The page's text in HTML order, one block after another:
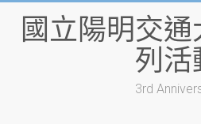
content國立陽明交
列活
3rd